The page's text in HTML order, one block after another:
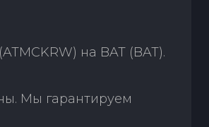
на BAT (BAT).
Мы гарантируем